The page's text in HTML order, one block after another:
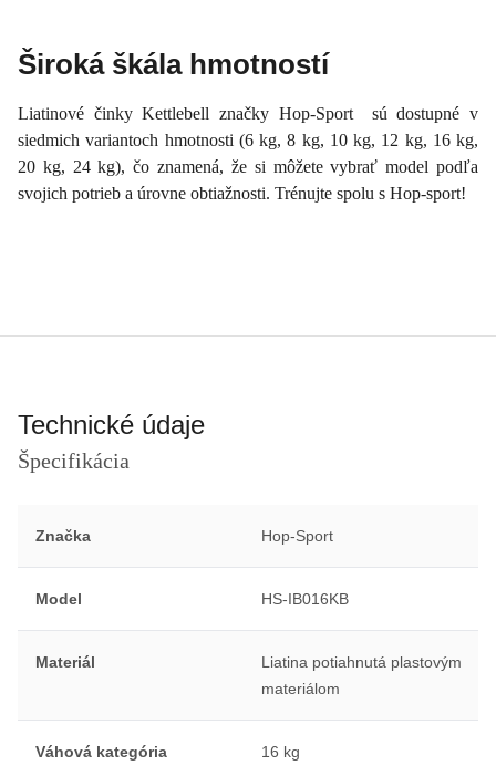
Široká škála hmotností
Liatinové činky Kettlebell značky Hop-Sport sú dostupné v
siedmich variantoch hmotnosti (6 kg, 8 kg, 10 kg, 12 kg, 16 kg,
20 kg, 24 kg), čo znamená, že si môžete vybrať model podľa
svojich potrieb a úrovne obtiažnosti. Trénujte spolu s Hop-sport!
Technické údaje
Špecifikácia
Značka Hop-Sport
Model HS-IB016KB
Materiál
Liatina potiahnutá plastovým
materiálom
Váhová kategória 16 kg